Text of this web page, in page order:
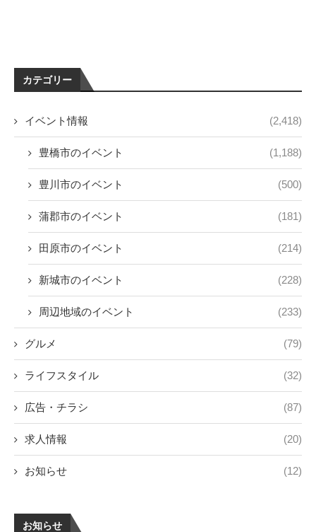
カテゴリー
イベント情報 (2,418)
豊橋市のイベント (1,188)
豊川市のイベント (500)
蒲郡市のイベント (181)
田原市のイベント (214)
新城市のイベント (228)
周辺地域のイベント (233)
グルメ (79)
ライフスタイル (32)
広告・チラシ (87)
求人情報 (20)
お知らせ (12)
お知らせ